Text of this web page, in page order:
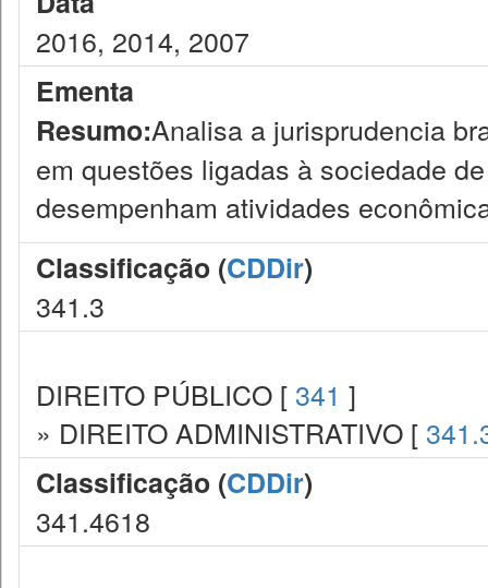
2016, 2014, 2007
Ementa
Resumo:Analisa a jurisprudencia
em questões ligadas à sociedade
desempenham atividades
Classificação (CDDir)
341.3
DIREITO PÚBLICO [ 341 ]
» DIREITO ADMINISTRATIVO [
Classificação (CDDir)
341.4618